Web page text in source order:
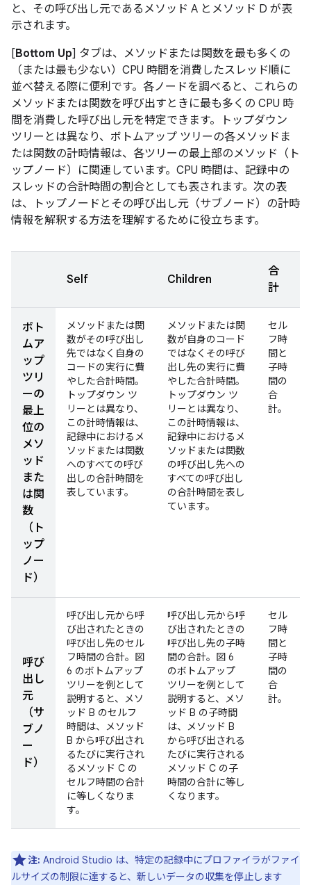
と、その呼び出し元であるメソッド A とメソッド D が表
示されます。
[Bottom Up] タブは、メソッドまたは関数を最も多くの
（または最も少ない）CPU 時間を消費したスレッド順に
並べ替える際に便利です。各ノードを調べると、これらの
メソッドまたは関数を呼び出すときに最も多くの CPU 時
間を消費した呼び出し元を特定できます。トップダウン
ツリーとは異なり、ボトムアップ ツリーの各メソッドま
たは関数の計時情報は、各ツリーの最上部のメソッド（ト
ップノード）に関連しています。CPU 時間は、記録中の
スレッドの合計時間の割合としても表されます。次の表
は、トップノードとその呼び出し元（サブノード）の計時
情報を解釈する方法を理解するために役立ちます。
Self Children
合
計
ボト
ムア
ップ
ツリ
ーの
最上
位の
メソ
ッド
また
は関
数
（ト
ップ
ノー
ド）
メソッドまたは関
数がその呼び出し
先ではなく自身の
コードの実行に費
やした合計時間。
トップダウン ツ
リーとは異なり、
この計時情報は、
記録中におけるメ
ソッドまたは関数
へのすべての呼び
出しの合計時間を
表しています。
メソッドまたは関
数が自身のコード
ではなくその呼び
出し先の実行に費
やした合計時間。
トップダウン ツ
リーとは異なり、
この計時情報は、
記録中におけるメ
ソッドまたは関数
の呼び出し先への
すべての呼び出し
の合計時間を表し
ています。
セル
フ時
間と
子時
間の
合
計。
呼び
出し
元
（サ
ブノ
ー
ド）
呼び出し元から呼
び出されたときの
呼び出し先のセル
フ時間の合計。図
6 のボトムアップ
ツリーを例として
説明すると、メソ
ッド B のセルフ
時間は、メソッド
B から呼び出され
るたびに実行され
るメソッド C の
セルフ時間の合計
に等しくなりま
す。
呼び出し元から呼
び出されたときの
呼び出し先の子時
間の合計。図 6
のボトムアップ
ツリーを例として
説明すると、メソ
ッド B の子時間
は、メソッド B
から呼び出される
たびに実行される
メソッド C の子
時間の合計に等し
くなります。
セル
フ時
間と
子時
間の
合
計。
注: Android Studio は、特定の記録中にプロファイラがファイ
ルサイズの制限に達すると、新しいデータの収集を停止します